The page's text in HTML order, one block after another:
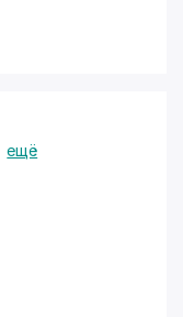
ещё